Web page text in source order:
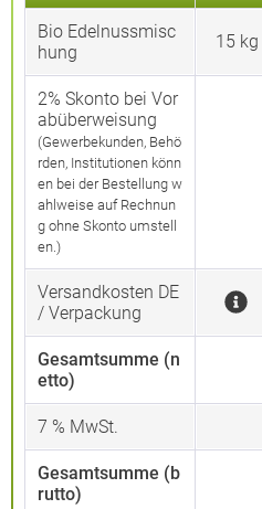
Bio Edelnussmisc
hung
15 kg
2% Skonto bei Vor
abüberweisung
(Gewerbekunden, Behö
rden, Institutionen könn
en bei der Bestellung w
ahlweise auf Rechnun
g ohne Skonto umstell
en.)
Versandkosten DE
/ Verpackung
Gesamtsumme (n
etto)
7 % MwSt.
Gesamtsumme (b
rutto)